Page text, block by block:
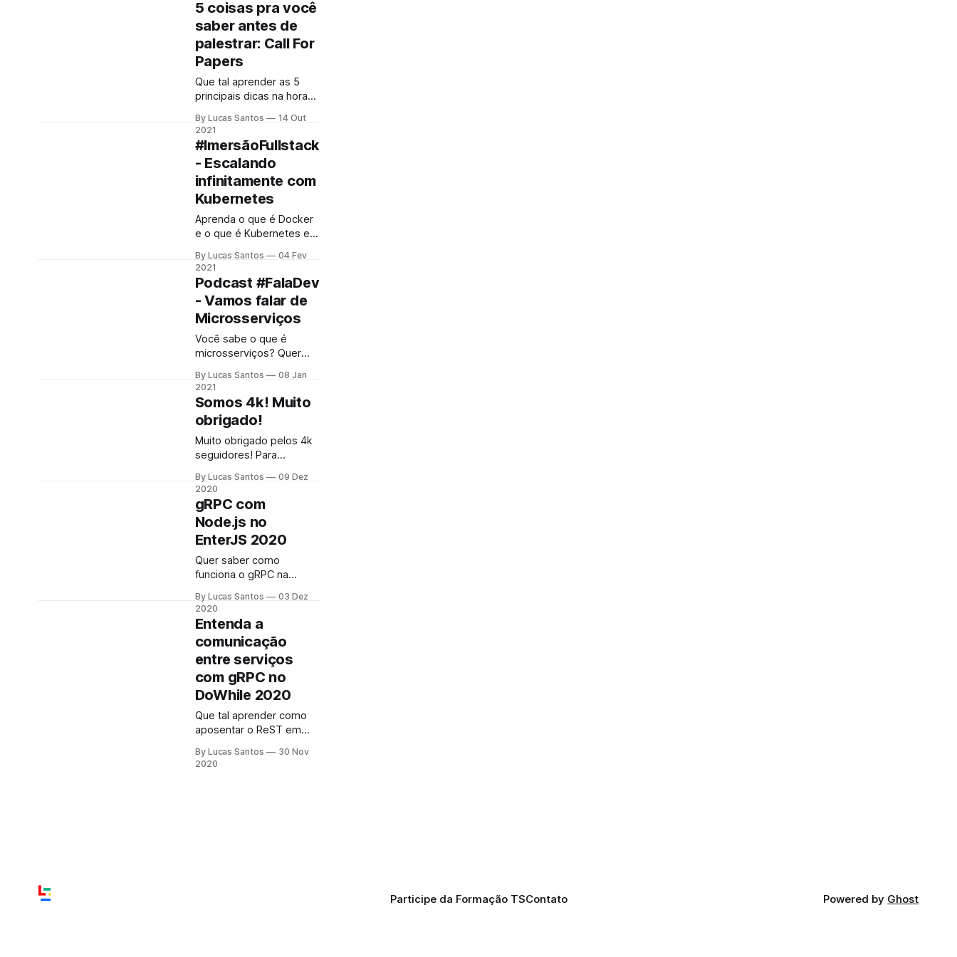
palestras em eventos
online e presenciais!
5 coisas pra você
saber antes de
palestrar: Call For
Papers
Que tal aprender as 5
principais dicas na hora
de tecnologia?
By Lucas Santos
14 Out
2021
#ImersãoFullstack
- Escalando
infinitamente com
Kubernetes
Aprenda o que é Docker
e o que é Kubernetes em
rápida!
By Lucas Santos
04 Fev
2021
Podcast #FalaDev
- Vamos falar de
Microsserviços
Você sabe o que é
microsserviços? Quer
discussão super
interessante sobre as
melhores práticas e
como nós trabalhamos
com eles? Então vem
para o #FalaDev
By Lucas Santos
08 Jan
2021
Somos 4k! Muito
obrigado!
Muito obrigado pelos 4k
seguidores! Para
vou realizar alguns
sorteios super legais!
By Lucas Santos
09 Dez
2020
gRPC com
Node.js no
EnterJS 2020
Quer saber como
funciona o gRPC na
Nesta talk vou apresentar
todo o conceito de gRPC
e vamos ver como isso
tudo funciona!
By Lucas Santos
03 Dez
2020
Entenda a
comunicação
entre serviços
com gRPC no
DoWhile 2020
Que tal aprender como
aposentar o ReST em
serviços através do
By Lucas Santos
30 Nov
2020
Participe da Formação TSContato Powered by Ghost